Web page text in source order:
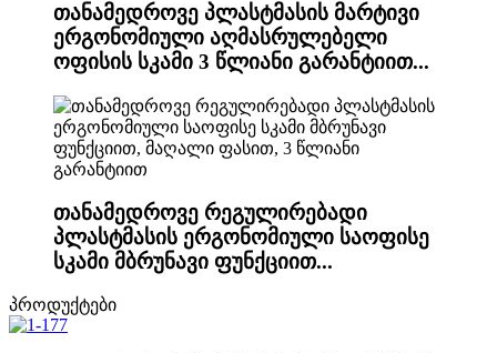
თანამედროვე პლასტმასის მარტივი
ერგონომიული აღმასრულებელი
ოფისის სკამი 3 წლიანი გარანტიით...
თანამედროვე რეგულირებადი
პლასტმასის ერგონომიული საოფისე
სკამი მბრუნავი ფუნქციით...
პროდუქტები